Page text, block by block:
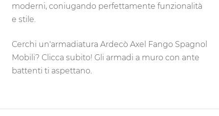
Cerchi un'armadiatura Ardecò Axel Fango Spagnol
Mobili? Clicca subito! Gli armadi a muro con ante
battenti ti aspettano.
moderni, coniugando perfettamente funzionalità
e stile.